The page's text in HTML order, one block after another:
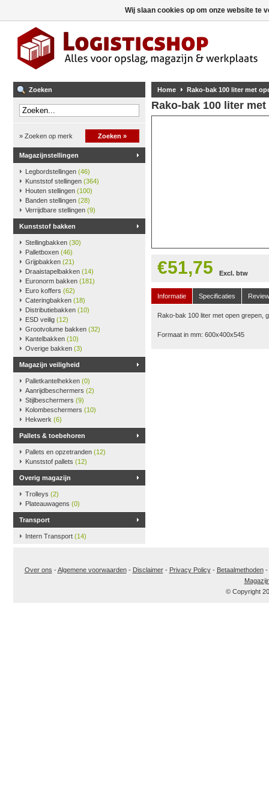
Zoeken
» Zoeken op merk Zoeken »
Magazijnstellingen
Legbordstellingen (46)
Kunststof stellingen (364)
Houten stellingen (100)
Banden stellingen (28)
Verrijdbare stellingen (9)
Kunststof bakken
Stellingbakken (30)
Palletboxen (46)
Grijpbakken (21)
Draaistapelbakken (14)
Euronorm bakken (181)
Euro koffers (62)
Cateringbakken (18)
Distributiebakken (10)
ESD veilig (12)
Grootvolume bakken (32)
Kantelbakken (10)
Overige bakken (3)
Magazijn veiligheid
Palletkantelhekken (0)
Aanrijdbeschermers (2)
Stijlbeschermers (9)
Kolombeschermers (10)
Hekwerk (6)
Pallets & toebehoren
Pallets en opzetranden (12)
Kunststof pallets (12)
Overig magazijn
Trolleys (2)
Plateauwagens (0)
Transport
Intern Transport (14)
Home Rako-bak 100 liter met
Rako-bak 100 liter
€51,75 Excl. btw
Informatie Specificaties
Rako-bak 100 liter met open grepen,
Formaat in mm: 600x400x545
Over ons -Algemene voorwaarden- Disclaimer- Privacy Policy- Betaalmethoden-
© Copyright
Wij slaan cookies op om onze website te